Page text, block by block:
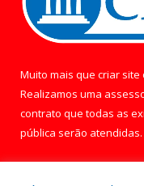
Muito mais que criar site
Realizamos uma
contrato que todas as
pública serão atendidas.